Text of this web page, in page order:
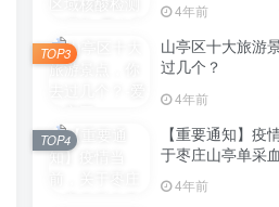
4年前
山亭区十大旅游
过几个？
4年前
TOP3
【重要通知】疫
于枣庄山亭单采
4年前
TOP4